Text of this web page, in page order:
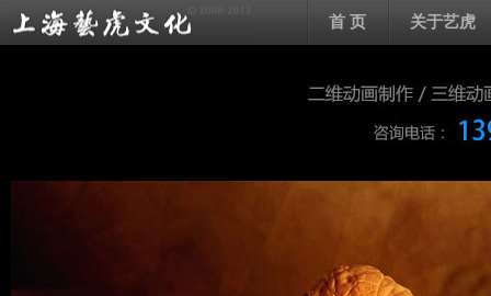
首 页 关于艺虎